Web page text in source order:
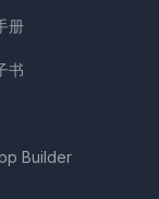
册
书
Builder